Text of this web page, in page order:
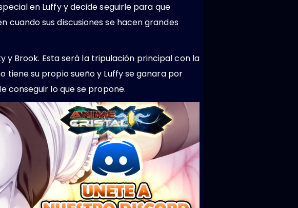
en Luffy y decide seguirle para que
cuando sus discusiones se hacen grandes
y Brook. Esta será la tripulación principal con la
su propio sueño y Luffy se ganara por
conseguir lo que se propone.